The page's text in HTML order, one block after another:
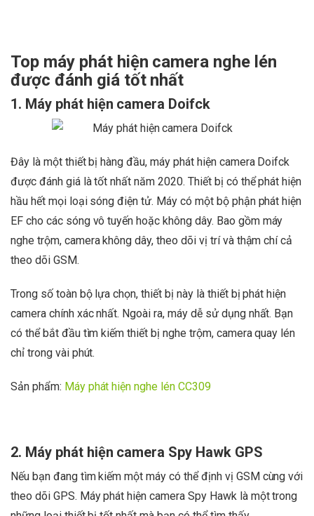
Top máy phát hiện camera nghe lén
được đánh giá tốt nhất
1. Máy phát hiện camera Doifck
Đây là một thiết bị hàng đầu, máy phát hiện camera Doifck
được đánh giá là tốt nhất năm 2020. Thiết bị có thể phát hiện
hầu hết mọi loại sóng điện tử. Máy có một bộ phận phát hiện
EF cho các sóng vô tuyến hoặc không dây. Bao gồm máy
nghe trộm, camera không dây, theo dõi vị trí và thậm chí cả
theo dõi GSM.
Trong số toàn bộ lựa chọn, thiết bị này là thiết bị phát hiện
camera chính xác nhất. Ngoài ra, máy dễ sử dụng nhất. Bạn
có thể bắt đầu tìm kiếm thiết bị nghe trộm, camera quay lén
chỉ trong vài phút.
Sản phẩm: Máy phát hiện nghe lén CC309
2. Máy phát hiện camera Spy Hawk GPS
Nếu bạn đang tìm kiếm một máy có thể định vị GSM cùng với
theo dõi GPS. Máy phát hiện camera Spy Hawk là một trong